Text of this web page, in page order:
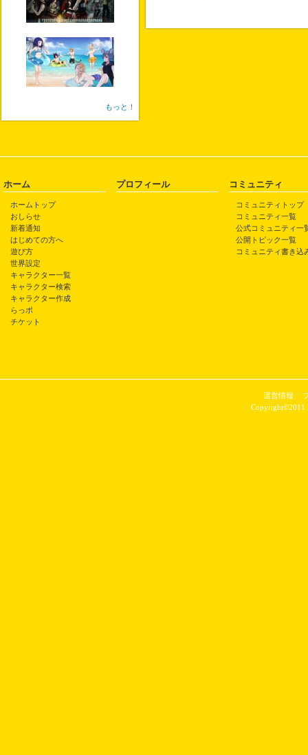
もっと！
ホーム
ホームトップ
おしらせ
新着通知
はじめての方へ
遊び方
世界設定
キャラクター一覧
キャラクター検索
キャラクター作成
らっポ
チケット
プロフィール コミュニティ
コミュニティトップ
コミュニティ一覧
公式コミュニティ一
公開トピック一覧
コミュニティ書き込
運営情報
Copyright©2011